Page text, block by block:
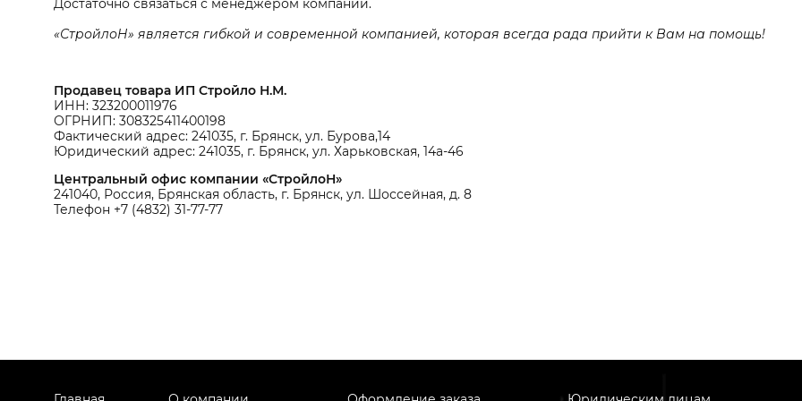
Достаточно связаться с менеджером компании.
«СтройлоН» является гибкой и современной компанией, которая всегда рада прийти к Вам на помощь!
Продавец товара ИП Стройло Н.М.
ИНН: 323200011976
ОГРНИП: 308325411400198
Фактический адрес: 241035, г. Брянск, ул. Бурова,14
Юридический адрес: 241035, г. Брянск, ул. Харьковская, 14а-46
Центральный офис компании «СтройлоН»
241040, Россия, Брянская область, г. Брянск, ул. Шоссейная, д. 8
Телефон +7 (4832) 31-77-77